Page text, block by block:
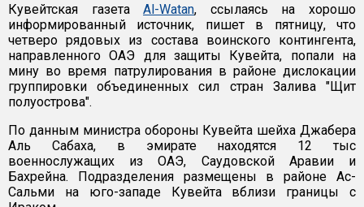
Кувейтская газетаAl-Watan, ссылаясь на хорошо
информированный источник, пишет в пятницу, что
четверо рядовых из состава воинского контингента,
направленного ОАЭ для защиты Кувейта, попали на
мину во время патрулирования в районе дислокации
группировки объединенных сил стран Залива "Щит
полуострова".
По данным министра обороны Кувейта шейха Джабера
Аль Сабаха, в эмирате находятся 12 тыс
военнослужащих из ОАЭ, Саудовской Аравии и
Бахрейна. Подразделения размещены в районе Ас-
Сальми на юго-западе Кувейта вблизи границы с